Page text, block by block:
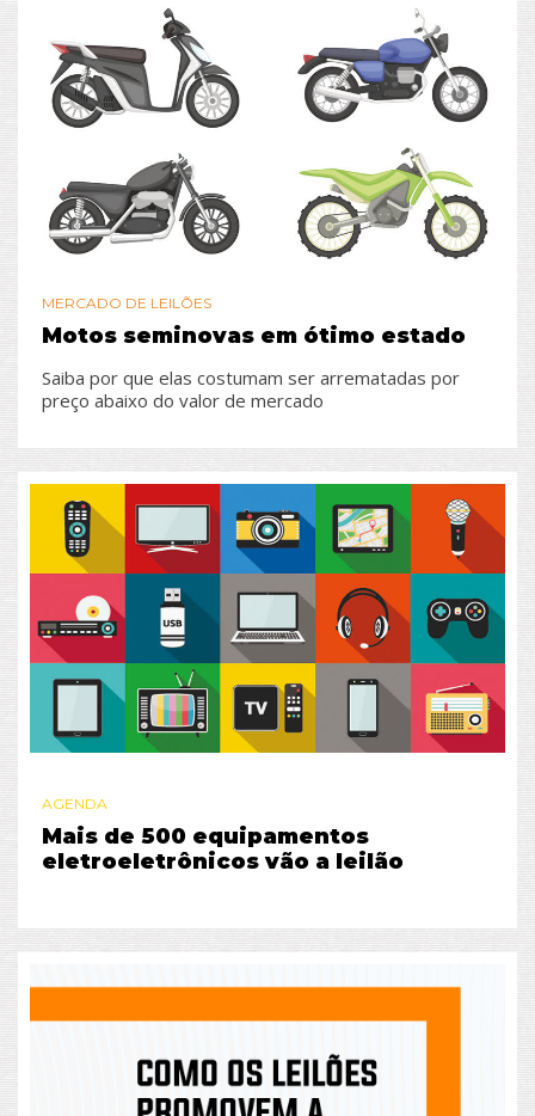
MERCADO DE LEILÕES
Motos seminovas em ótimo estado
Saiba por que elas costumam ser arrematadas por
preço abaixo do valor de mercado
AGENDA
Mais de 500 equipamentos
eletroeletrônicos vão a leilão